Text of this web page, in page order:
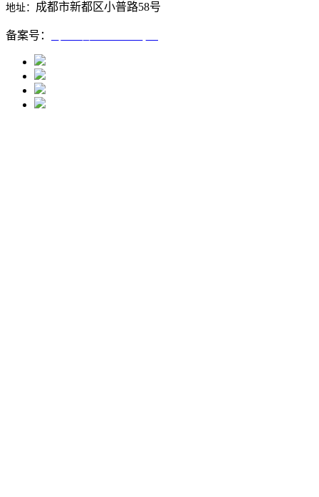
地址： 成都市新都区小普路58号
备案号：